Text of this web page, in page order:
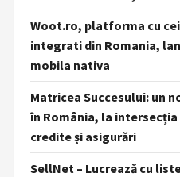
Woot.ro, platforma cu
integrati din Romania,
mobila nativa
Matricea Succesului: un
în România, la
credite și asigurări
SellNet – Lucrează cu